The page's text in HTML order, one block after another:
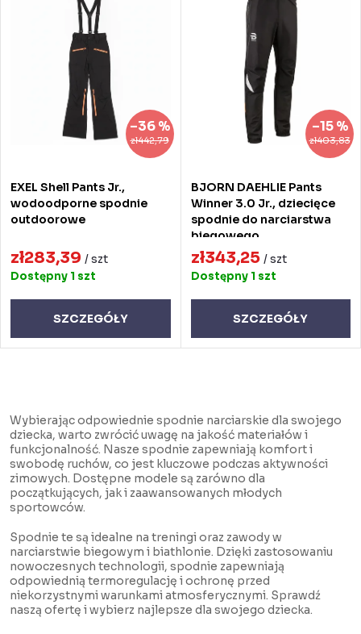
p
r
o
k
w
Najczęściej sprzedawane
Alfabetycznie
d
u
k
w
zł442,79
–36 %
EXEL Shell Pants Jr.,
wodoodporne spodnie
outdoorowe
zł283,39 / szt
Dostępny 1 szt
SZCZEGÓŁY
zł403,83
–15 %
BJORN DAEHLIE Pants
Winner 3.0 Jr., dziecięce
spodnie do narciarstwa
biegowego
zł343,25 / szt
Dostępny 1 szt
SZCZEGÓŁY
o
n
t
r
o
k
i
l
i
Wybierając odpowiednie spodnie narciarskie dla swojego
dziecka, warto zwrócić uwagę na jakość materiałów i
funkcjonalność. Nasze spodnie zapewniają komfort i
swobodę ruchów, co jest kluczowe podczas aktywności
zimowych. Dostępne modele są zarówno dla
początkujących, jak i zaawansowanych młodych
sportowców.
Spodnie te są idealne na treningi oraz zawody w
narciarstwie biegowym i biathlonie. Dzięki zastosowaniu
nowoczesnych technologii, spodnie zapewniają
odpowiednią termoregulację i ochronę przed
niekorzystnymi warunkami atmosferycznymi. Sprawdź
naszą ofertę i wybierz najlepsze dla swojego dziecka.